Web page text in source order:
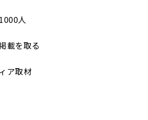
人
載を取る
ア取材